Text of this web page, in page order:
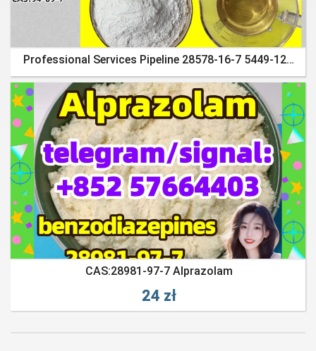
Professional Services Pipeline 28578-16-7 5449-12-7
CAS:28981-97-7 Alprazolam
24 zł